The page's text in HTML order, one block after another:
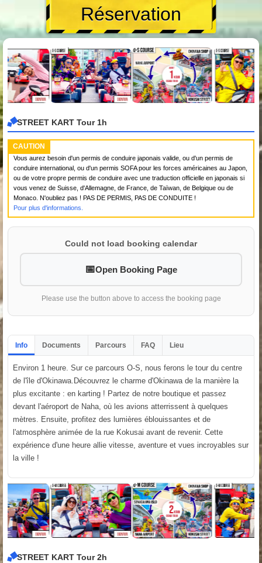
Réservation
STREET KART Tour 1h
CAUTION
Vous aurez besoin d'un permis de conduire japonais valide, ou d'un permis de
conduire international, ou d'un permis SOFA pour les forces américaines au Japon,
ou de votre propre permis de conduire avec une traduction officielle en japonais si
vous venez de Suisse, d'Allemagne, de France, de Taïwan, de Belgique ou de
Monaco. N'oubliez pas ! PAS DE PERMIS, PAS DE CONDUITE !
Pour plus d'informations.
Could not load booking calendar
Open Booking Page
Please use the button above to access the booking page
Info Documents Parcours FAQ Lieu
Environ 1 heure. Sur ce parcours O-S, nous ferons le tour du centre
de l'île d'Okinawa.Découvrez le charme d'Okinawa de la manière la
plus excitante : en karting ! Partez de notre boutique et passez
devant l'aéroport de Naha, où les avions atterrissent à quelques
mètres. Ensuite, profitez des lumières éblouissantes et de
l'atmosphère animée de la rue Kokusai avant de revenir. Cette
expérience d'une heure allie vitesse, aventure et vues incroyables sur
la ville !
STREET KART Tour 2h